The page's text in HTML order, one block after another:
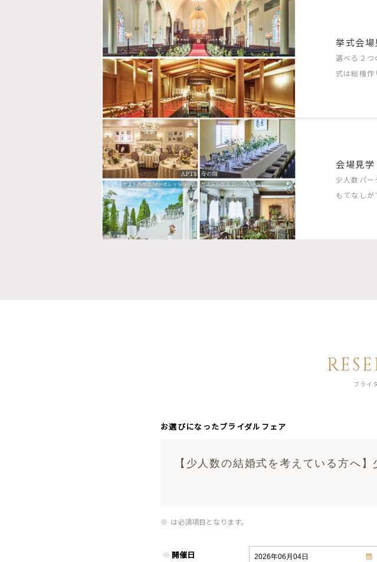
挙式会場
選べる２つ
式は総檜
会場見学
少人数パー
もてなしが
ブライ
お選びになったブライダルフェア
【少人数の結婚式を考えている方へ
※ は必須項目となります。
※ 開催日